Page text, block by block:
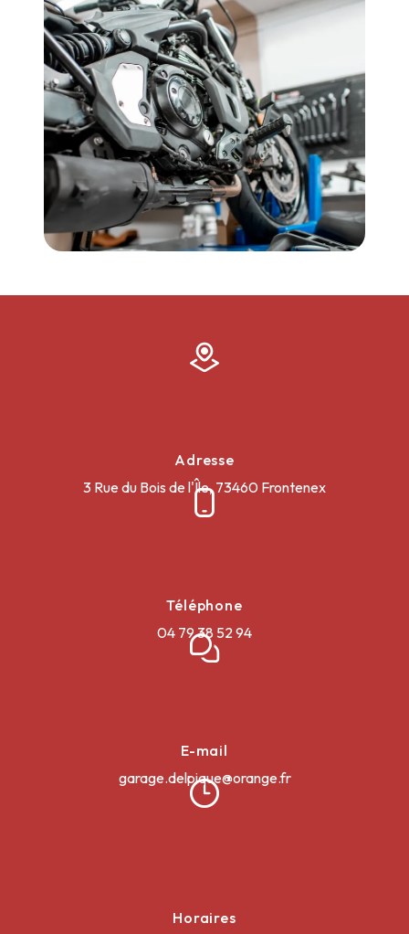
Adresse
3 Rue du Bois de l'Île, 73460 Frontenex
Téléphone
04 79 38 52 94
E-mail
garage.delpique@orange.fr
Horaires